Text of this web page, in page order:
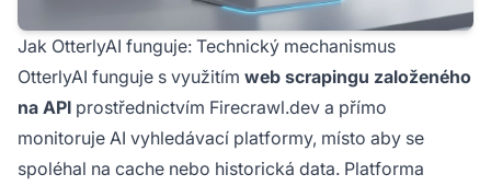
Jak OtterlyAI funguje: Technický mechanismus
OtterlyAI funguje s využitím web scrapingu založeného
na API prostřednictvím Firecrawl.dev a přímo
monitoruje AI vyhledávací platformy, místo aby se
spoléhal na cache nebo historická data. Platforma